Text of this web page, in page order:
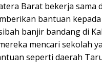
Barat bekerja sama
bantuan
banjir bandang di
mencari sekolah
seperti daerah